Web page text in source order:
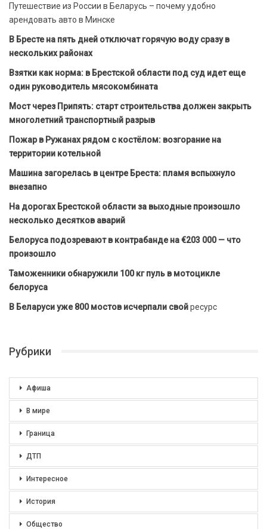
Путешествие из России в Беларусь – почему удобно
арендовать авто в Минске
В Бресте на пять дней отключат горячую воду сразу в
нескольких районах
Взятки как норма: в Брестской области под суд идет еще
один руководитель мясокомбината
Мост через Припять: старт строительства должен закрыть
многолетний транспортный разрыв
Пожар в Ружанах рядом с костёлом: возгорание на
территории котельной
Машина загорелась в центре Бреста: пламя вспыхнуло
внезапно
На дорогах Брестской области за выходные произошло
несколько десятков аварий
Белоруса подозревают в контрабанде на €203 000 — что
произошло
Таможенники обнаружили 100 кг пуль в мотоцикле
белоруса
В Беларуси уже 800 мостов исчерпали свойресурс
Рубрики
Афиша
В мире
Граница
ДТП
Интересное
История
Общество